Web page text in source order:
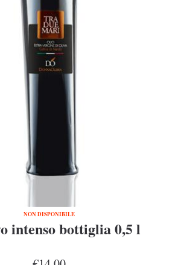
NON DISPONIBILE
intenso bottiglia 0,5 l